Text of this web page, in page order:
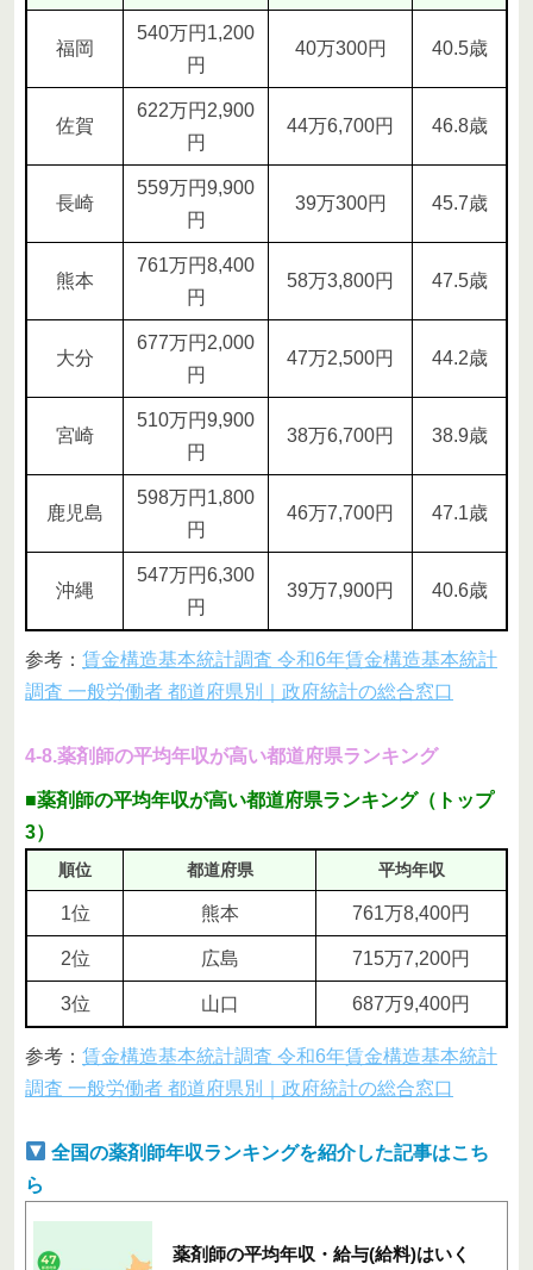
福岡
540万円1,200
円
40万300円 40.5歳
佐賀
622万円2,900
円
44万6,700円 46.8歳
長崎
559万円9,900
円
39万300円 45.7歳
熊本
761万円8,400
円
58万3,800円 47.5歳
大分
677万円2,000
円
47万2,500円 44.2歳
宮崎
510万円9,900
円
38万6,700円 38.9歳
鹿児島
598万円1,800
円
46万7,700円 47.1歳
沖縄
547万円6,300
円
39万7,900円 40.6歳
参考： 賃金構造基本統計調査 令和6年賃金構造基本統計
調査 一般労働者 都道府県別｜政府統計の総合窓口
4-8.薬剤師の平均年収が高い都道府県ランキング
■薬剤師の平均年収が高い都道府県ランキング（トップ
3）
順位 都道府県 平均年収
1位 熊本 761万8,400円
2位 広島 715万7,200円
3位 山口 687万9,400円
参考： 賃金構造基本統計調査 令和6年賃金構造基本統計
調査 一般労働者 都道府県別｜政府統計の総合窓口
全国の薬剤師年収ランキングを紹介した記事はこち
ら
薬剤師の平均年収・給与(給料)はいく